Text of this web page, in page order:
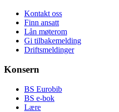
Kontakt oss
Finn ansatt
Lån møterom
Gi tilbakemelding
Driftsmeldinger
Konsern
BS Eurobib
BS e-bok
Lære